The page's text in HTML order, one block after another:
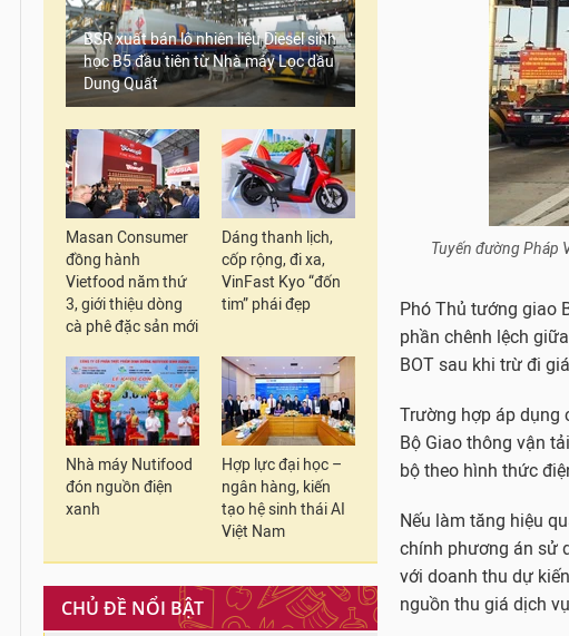
BSR xuất bán lô nhiên liệu Diesel sinh
học B5 đầu tiên từ Nhà máy Lọc dầu
Dung Quất
Masan Consumer
đồng hành
Vietfood năm thứ
3, giới thiệu dòng
cà phê đặc sản mới
Dáng thanh lịch,
cốp rộng, đi xa,
VinFast Kyo “đốn
tim” phái đẹp
Nhà máy Nutifood
đón nguồn điện
xanh
Hợp lực đại học –
ngân hàng, kiến
tạo hệ sinh thái AI
Việt Nam
CHỦ ĐỀ NỔI BẬT
Tuyến đường Pháp
Phó Thủ tướng giao
phần chênh lệch
BOT sau khi trừ đi
Trường hợp áp dụng
Bộ Giao thông vận
bộ theo hình thức
Nếu làm tăng hiệu
chính phương án sử
với doanh thu dự
nguồn thu giá dịch